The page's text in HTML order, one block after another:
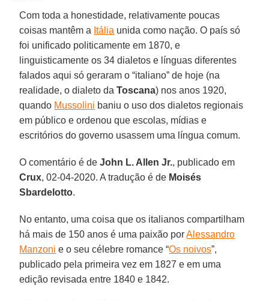
Com toda a honestidade, relativamente poucas
coisas mantêm a Itália unida como nação. O país só
foi unificado politicamente em 1870, e
linguisticamente os 34 dialetos e línguas diferentes
falados aqui só geraram o “italiano” de hoje (na
realidade, o dialeto daToscana) nos anos 1920,
quando Mussolini baniu o uso dos dialetos regionais
em público e ordenou que escolas, mídias e
escritórios do governo usassem uma língua comum.
O comentário é deJohn L. Allen Jr., publicado em
Crux, 02-04-2020. A tradução é de Moisés
Sbardelotto.
No entanto, uma coisa que os italianos compartilham
há mais de 150 anos é uma paixão porAlessandro
Manzoni e o seu célebre romance “Os noivos”,
publicado pela primeira vez em 1827 e em uma
edição revisada entre 1840 e 1842.